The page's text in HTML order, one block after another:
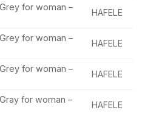
for woman –
HAFELE
for woman –
HAFELE
for woman –
HAFELE
for woman –
HAFELE